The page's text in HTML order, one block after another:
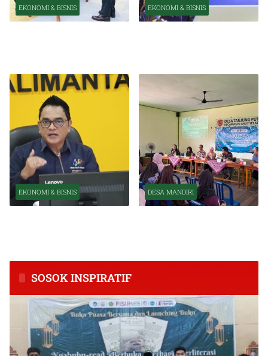
EKONOMI & BISNIS EKONOMI & BISNIS
EKONOMI & BISNIS DESA MANDIRI
SOSOK INSPIRATIF